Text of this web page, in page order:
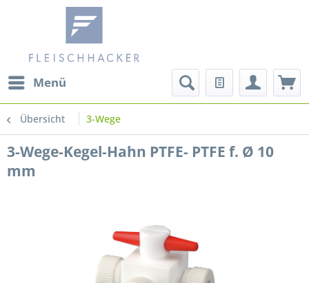
Menü
Übersicht 3-Wege
3-Wege-Kegel-Hahn PTFE- PTFE f. Ø 10
mm